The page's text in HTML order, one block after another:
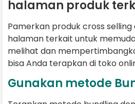
halaman produk
Pamerkan produk cross selling
halaman terkait untuk
melihat dan
bisa Anda terapkan di toko
Gunakan metode